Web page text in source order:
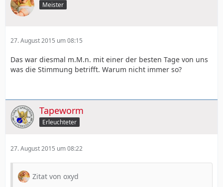
Meister
27. August 2015 um 08:15
Das war diesmal m.M.n. mit einer der besten Tage von uns
was die Stimmung betrifft. Warum nicht immer so?
Tapeworm
Erleuchteter
27. August 2015 um 08:22
Zitat von oxyd